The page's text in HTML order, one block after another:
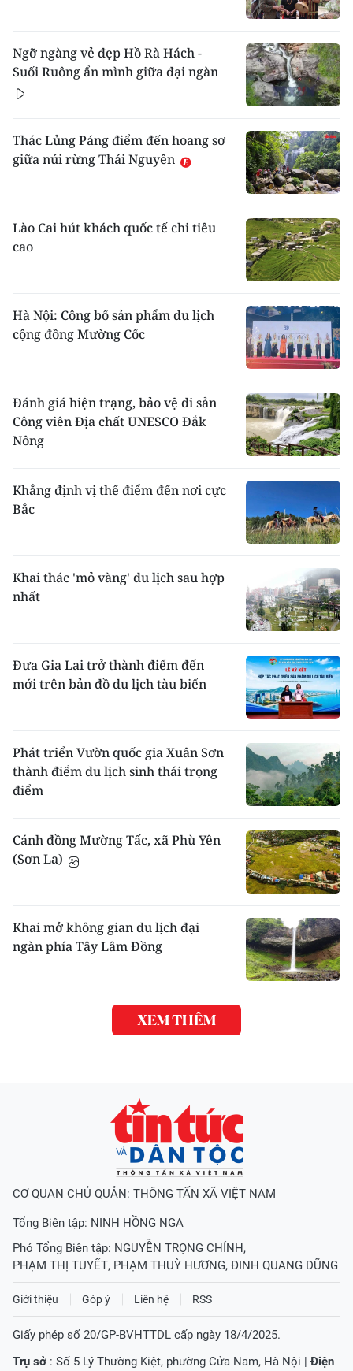
Ngỡ ngàng vẻ đẹp Hồ Rà Hách -
Suối Ruông ẩn mình giữa đại ngàn
Thác Lủng Páng điểm đến hoang sơ
giữa núi rừng Thái Nguyên
Lào Cai hút khách quốc tế chi tiêu
cao
Hà Nội: Công bố sản phẩm du lịch
cộng đồng Mường Cốc
Đánh giá hiện trạng, bảo vệ di sản
Công viên Địa chất UNESCO Đắk
Nông
Khẳng định vị thế điểm đến nơi cực
Bắc
Khai thác 'mỏ vàng' du lịch sau hợp
nhất
Đưa Gia Lai trở thành điểm đến
mới trên bản đồ du lịch tàu biển
Phát triển Vườn quốc gia Xuân Sơn
thành điểm du lịch sinh thái trọng
điểm
Cánh đồng Mường Tấc, xã Phù Yên
(Sơn La)
Khai mở không gian du lịch đại
ngàn phía Tây Lâm Đồng
XEM THÊM
CƠ QUAN CHỦ QUẢN: THÔNG TẤN XÃ VIỆT NAM
Tổng Biên tập: NINH HỒNG NGA
Phó Tổng Biên tập: NGUYỄN TRỌNG CHÍNH ,
PHẠM THỊ TUYẾT, PHẠM THUỲ HƯƠNG, ĐINH QUANG DŨNG
Giới thiệu Góp ý Liên hệ RSS
Giấy phép số 20/GP-BVHTTDL cấp ngày 18/4/2025.
Trụ sở : Số 5 Lý Thường Kiệt, phường Cửa Nam, Hà Nội |Điện